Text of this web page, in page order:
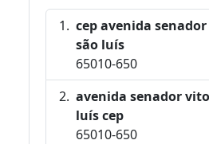
cep avenida
são luís
65010-650
avenida senador
luís cep
65010-650